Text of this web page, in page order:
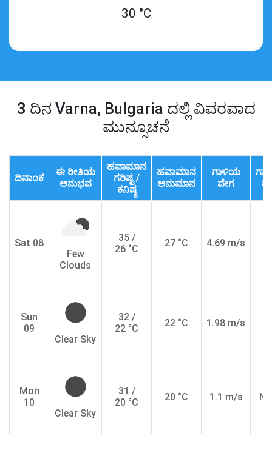
30 °C
3 ದಿನ Varna, Bulgaria ದಲ್ಲಿ ವಿವರವಾದ
ಮುನ್ಸೂಚನೆ
ದಿನಾಂಕ
ಈ ರೀತಿಯ
ಅನುಭವ
ಹವಾಮಾನ
ಗರಿಷ್ಟ /
ಕನಿಷ್ಠ
ಹವಾಮಾನ
ಅನುಮಾನ
ಗಾಳಿಯ
ವೇಗ
Sat 08
Few
Clouds
35 /
26 °C
27 °C 4.69 m/s
Sun
09
Clear Sky
32 /
22 °C
22 °C 1.98 m/s
Mon
10
Clear Sky
31 /
20 °C
20 °C 1.1 m/s